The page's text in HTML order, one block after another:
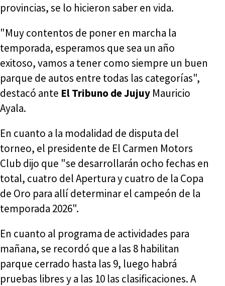
provincias, se lo hicieron saber en vida.
"Muy contentos de poner en marcha la
temporada, esperamos que sea un año
exitoso, vamos a tener como siempre un buen
parque de autos entre todas las categorías",
destacó ante El Tribuno de Jujuy Mauricio
Ayala.
En cuanto a la modalidad de disputa del
torneo, el presidente de El Carmen Motors
Club dijo que "se desarrollarán ocho fechas en
total, cuatro del Apertura y cuatro de la Copa
de Oro para allí determinar el campeón de la
temporada 2026".
En cuanto al programa de actividades para
mañana, se recordó que a las 8 habilitan
parque cerrado hasta las 9, luego habrá
pruebas libres y a las 10 las clasificaciones. A